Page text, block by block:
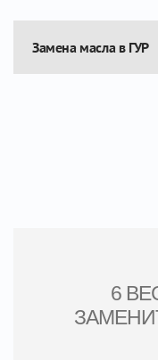
Замена масла в ГУР
6